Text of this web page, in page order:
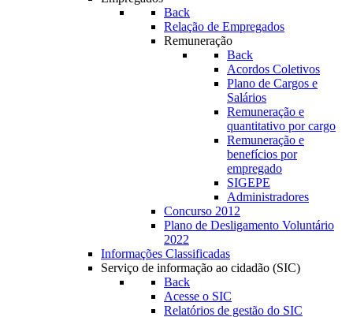
Back
Relação de Empregados
Remuneração
Back
Acordos Coletivos
Plano de Cargos e
Salários
Remuneração e
quantitativo por cargo
Remuneração e
benefícios por
empregado
SIGEPE
Administradores
Concurso 2012
Plano de Desligamento Voluntário
2022
Informações Classificadas
Serviço de informação ao cidadão (SIC)
Back
Acesse o SIC
Relatórios de gestão do SIC